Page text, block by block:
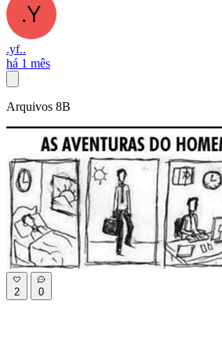
.yf..
há 1 mês
Arquivos 8B
2 0